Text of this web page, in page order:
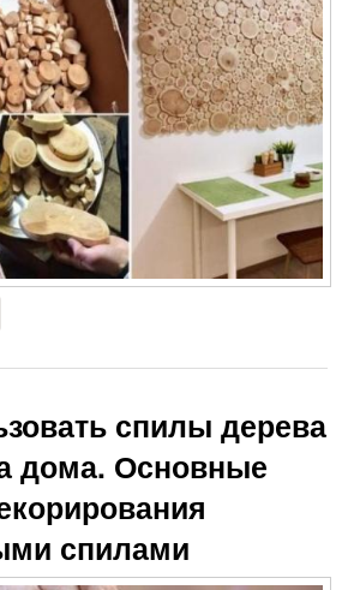
спилы дерева
дома. Основные
спилами